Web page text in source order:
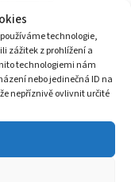
technologie,
zážitek z prohlížení a
technologiemi nám
nebo jedinečná ID na
nepříznivě ovlivnit určité